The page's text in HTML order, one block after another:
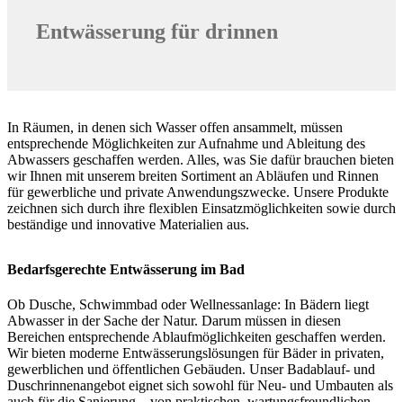
Entwässerung für drinnen
In Räumen, in denen sich Wasser offen ansammelt, müssen
entsprechende Möglichkeiten zur Aufnahme und Ableitung des
Abwassers geschaffen werden. Alles, was Sie dafür brauchen bieten
wir Ihnen mit unserem breiten Sortiment an Abläufen und Rinnen
für gewerbliche und private Anwendungszwecke. Unsere Produkte
zeichnen sich durch ihre flexiblen Einsatzmöglichkeiten sowie durch
beständige und innovative Materialien aus.
Bedarfsgerechte Entwässerung im Bad
Ob Dusche, Schwimmbad oder Wellnessanlage: In Bädern liegt
Abwasser in der Sache der Natur. Darum müssen in diesen
Bereichen entsprechende Ablaufmöglichkeiten geschaffen werden.
Wir bieten moderne Entwässerungslösungen für Bäder in privaten,
gewerblichen und öffentlichen Gebäuden. Unser Badablauf- und
Duschrinnenangebot eignet sich sowohl für Neu- und Umbauten als